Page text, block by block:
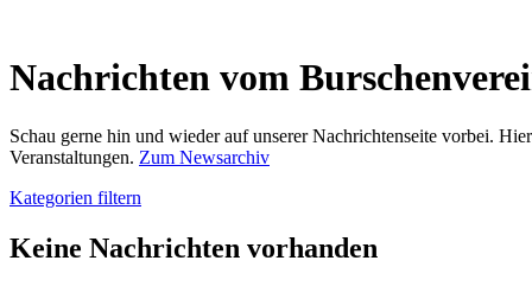
Nachrichten vom
Schau gerne hin und wieder auf unserer Nachrichtenseite vorbei.
Veranstaltungen. Zum Newsarchiv
Kategorien filtern
Keine Nachrichten vorhanden